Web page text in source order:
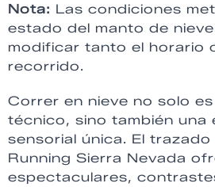
Nota: Las condiciones
estado del manto de
modificar tanto el horario
recorrido.
Correr en nieve no solo
técnico, sino también una
sensorial única. El trazado
Running Sierra Nevada
espectaculares,